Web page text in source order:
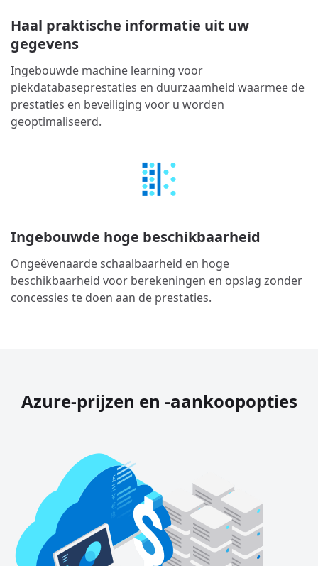
Haal praktische informatie uit uw
gegevens
Ingebouwde machine learning voor
piekdatabaseprestaties en duurzaamheid waarmee de
prestaties en beveiliging voor u worden
geoptimaliseerd.
Ingebouwde hoge beschikbaarheid
Ongeëvenaarde schaalbaarheid en hoge
beschikbaarheid voor berekeningen en opslag zonder
concessies te doen aan de prestaties.
Azure-prijzen en -aankoopopties